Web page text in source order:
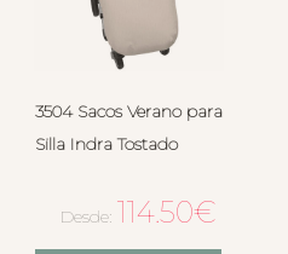
3504 Sacos Verano para
Silla Indra Tostado
Desde: 114.50€